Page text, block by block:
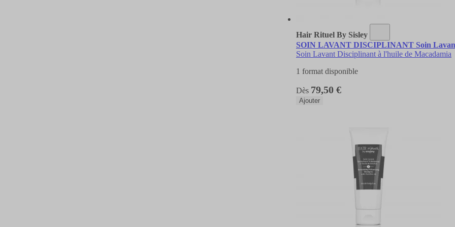
Hair Rituel By Sisley
SOIN LAVANT DISCIPLINANT Soin
Soin Lavant Disciplinant à l'huile de Macadamia
1 format disponible
Dès 79,50 €
Ajouter